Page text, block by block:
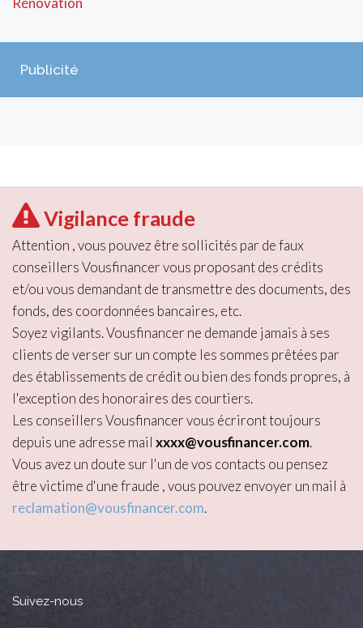
Publicité
Vigilance fraude
Attention , vous pouvez être sollicités par de faux
conseillers Vousfinancer vous proposant des crédits
et/ou vous demandant de transmettre des documents, des
fonds, des coordonnées bancaires, etc.
Soyez vigilants. Vousfinancer ne demande jamais à ses
clients de verser sur un compte les sommes prêtées par
des établissements de crédit ou bien des fonds propres, à
l'exception des honoraires des courtiers.
Les conseillers Vousfinancer vous écriront toujours
depuis une adresse mail xxxx@vousfinancer.com.
Vous avez un doute sur l'un de vos contacts ou pensez
être victime d'une fraude , vous pouvez envoyer un mail à
reclamation@vousfinancer.com.
Suivez-nous